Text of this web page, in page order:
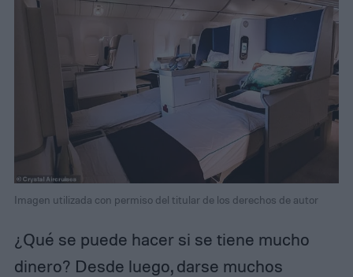
Imagen utilizada con permiso del titular de los derechos de autor
¿Qué se puede hacer si se tiene mucho
dinero? Desde luego, darse muchos